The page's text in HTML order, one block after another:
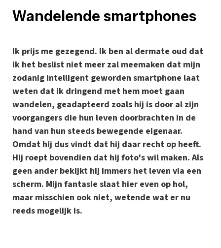
Wandelende smartphones
Ik prijs me gezegend. Ik ben al dermate oud dat
ik het beslist niet meer zal meemaken dat mijn
zodanig intelligent geworden smartphone laat
weten dat ik dringend met hem moet gaan
wandelen, geadapteerd zoals hij is door al zijn
voorgangers die hun leven doorbrachten in de
hand van hun steeds bewegende eigenaar.
Omdat hij dus vindt dat hij daar recht op heeft.
Hij roept bovendien dat hij foto's wil maken. Als
geen ander bekijkt hij immers het leven via een
scherm. Mijn fantasie slaat hier even op hol,
maar misschien ook niet, wetende wat er nu
reeds mogelijk is.